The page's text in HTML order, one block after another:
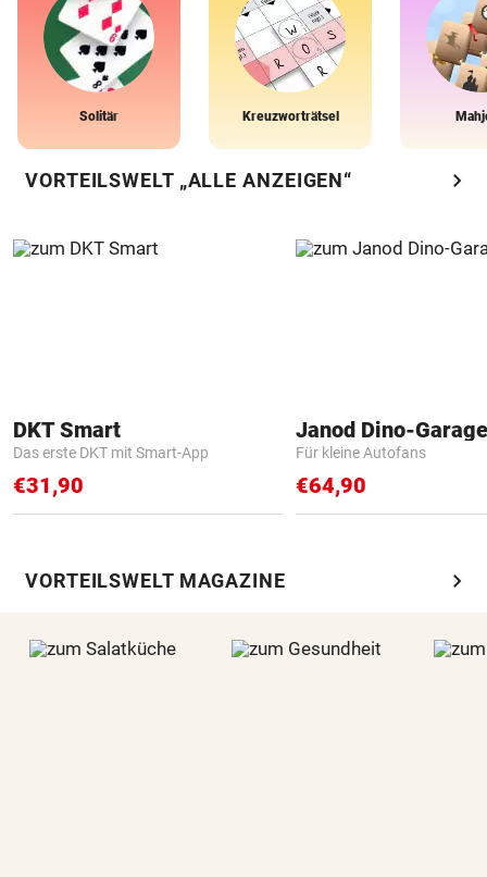
Solitär Kreuzworträtsel
VORTEILSWELT „ALLE ANZEIGEN“ chevron_right
DKT Smart
Das erste DKT mit Smart-App
€31,90
Janod Dino-Garage
Für kleine Autofans
€64,90
VORTEILSWELT MAGAZINE chevron_right